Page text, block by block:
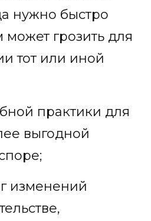
нужно быстро
может грозить для
тот или иной
практики для
выгодной
изменений